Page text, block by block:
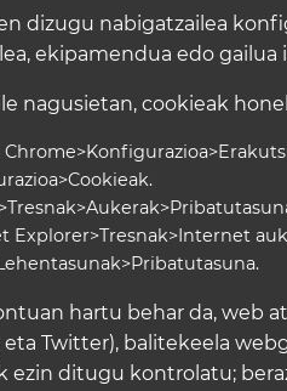
dizugu nabigatzailea
ekipamendua edo
nagusietan, cookieak
Explorer>Tresnak>Internet
hartu behar da, web
eta Twitter), balitekeela
ezin ditugu kontrolatu;